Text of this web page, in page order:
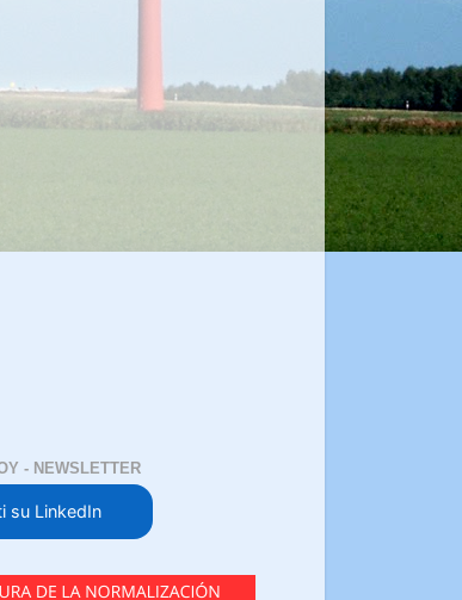
- NEWSLETTER
su LinkedIn